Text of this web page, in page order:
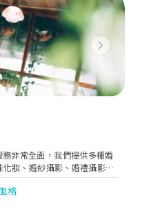
Next
非常全面，我們提供多種婚
妝、婚紗攝影、婚禮攝影錄
夠為您提供最優質的服務，
服務
格